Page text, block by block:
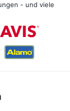
- und viele